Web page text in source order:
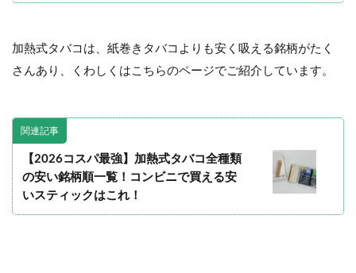
加熱式タバコは、紙巻きタバコよりも安く吸える銘柄がたく
さんあり、くわしくはこちらのページでご紹介しています。
関連記事
【2026コスパ最強】加熱式タバコ全種類
の安い銘柄順一覧！コンビニで買える安
いスティックはこれ！